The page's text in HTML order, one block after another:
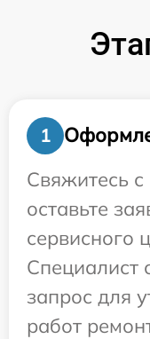
1
Свяжитесь
оставьте
сервисного
Специалист
запрос для
работ